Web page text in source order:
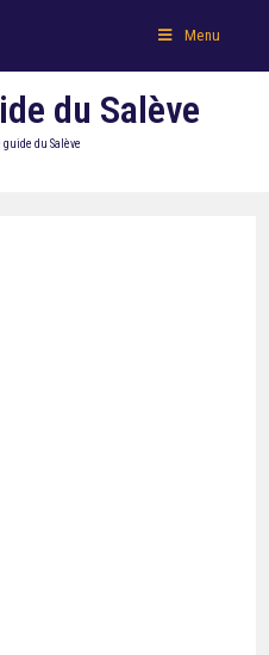
Menu
du Salève
guide du Salève